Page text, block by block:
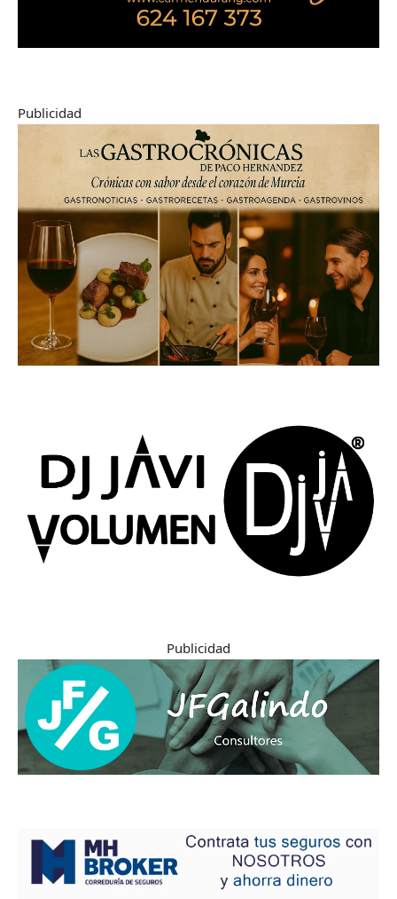
Publicidad
Publicidad